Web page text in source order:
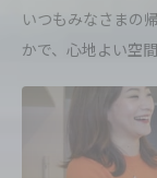
いつもみなさまの
かで、心地よい空